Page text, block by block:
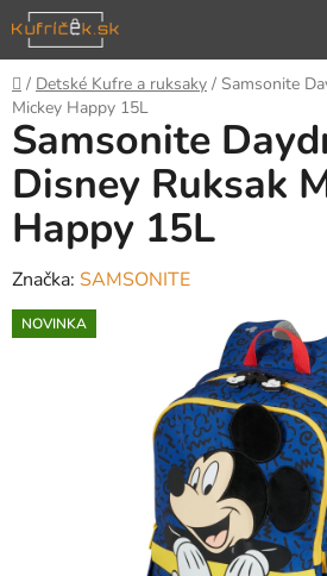
Prejsť
na
obsah
Domov
/ Detské Kufre a ruksaky / Samsonite
Mickey Happy 15L
Samsonite
Disney Ruksak
Happy 15L
Značka: SAMSONITE
NOVINKA